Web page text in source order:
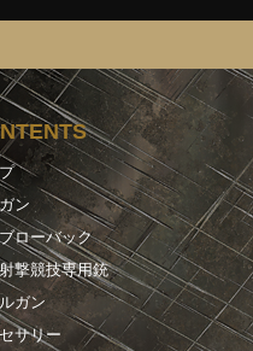
ン
ローバック
撃競技専用銃
ガン
サリー